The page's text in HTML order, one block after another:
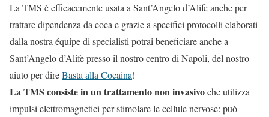
La TMS è efficacemente usata a Sant’Angelo d’Alife anche per
trattare dipendenza da coca e grazie a specifici protocolli elaborati
dalla nostra équipe di specialisti potrai beneficiare anche a
Sant’Angelo d’Alife presso il nostro centro di Napoli, del nostro
aiuto per direBasta alla Cocaina!
La TMS consiste in un trattamento non invasivoche utilizza
impulsi elettromagnetici per stimolare le cellule nervose: può